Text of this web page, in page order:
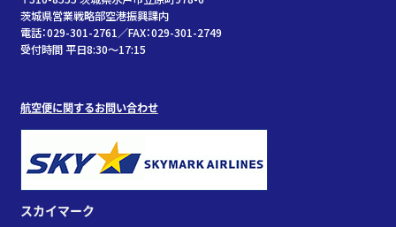
茨城県営業戦略部空港振興課内
電話：029-301-2761／FAX：029-301-2749
受付時間 平日8:30～17:15
航空便に関するお問い合わせ
スカイマーク